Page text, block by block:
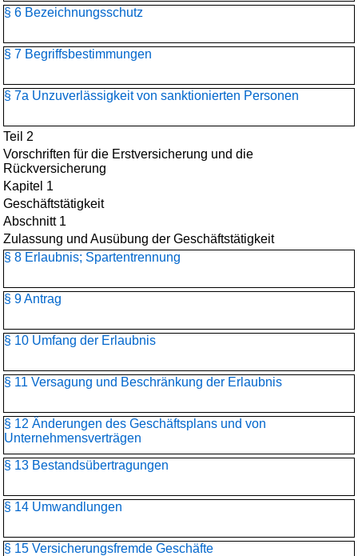
§ 6 Bezeichnungsschutz
§ 7 Begriffsbestimmungen
§ 7a Unzuverlässigkeit von sanktionierten Personen
Teil 2
Vorschriften für die Erstversicherung und die
Rückversicherung
Kapitel 1
Geschäftstätigkeit
Abschnitt 1
Zulassung und Ausübung der Geschäftstätigkeit
§ 8 Erlaubnis; Spartentrennung
§ 9 Antrag
§ 10 Umfang der Erlaubnis
§ 11 Versagung und Beschränkung der Erlaubnis
§ 12 Änderungen des Geschäftsplans und von
Unternehmensverträgen
§ 13 Bestandsübertragungen
§ 14 Umwandlungen
§ 15 Versicherungsfremde Geschäfte